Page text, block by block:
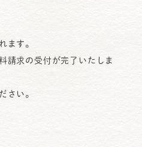
ます。
請求の受付が完了いたしま
さい。